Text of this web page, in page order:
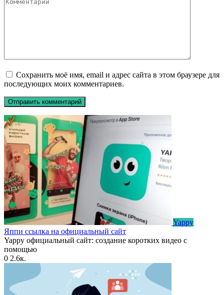
Сохранить моё имя, email и адрес сайта в этом браузере для
последующих моих комментариев.
Yappy
Яппи ссылка на официальный сайт
Yappy официальный сайт: создание коротких видео с
помощью
0 2.6к.